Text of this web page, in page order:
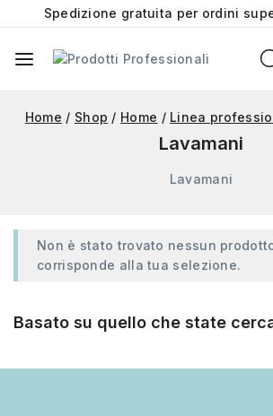
Spedizione gratuita per ordini
Home / Shop / Home / Linea
Lavamani
Lavamani
Non è stato trovato nessun
corrisponde alla tua selezione.
Basato su quello che state